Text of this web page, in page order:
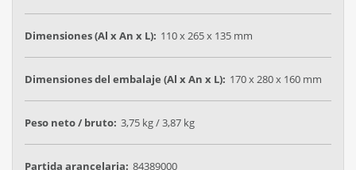
Dimensiones (Al x An x L): 110 x 265 x 135 mm
Dimensiones del embalaje (Al x An x L): 170 x 280 x 160 mm
Peso neto / bruto: 3,75 kg / 3,87 kg
Partida arancelaria: 84389000